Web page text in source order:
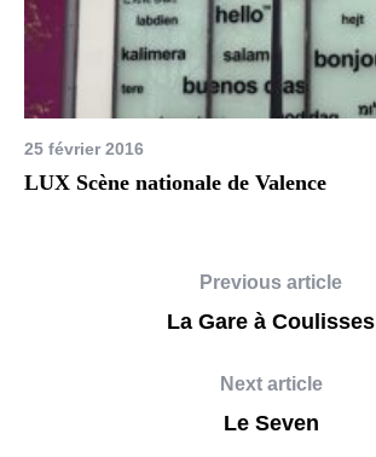
25 février 2016
LUX Scène nationale de Valence
Previous article
La Gare à Coulisses
Next article
Le Seven